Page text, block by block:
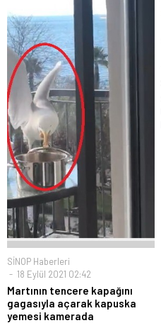
SİNOP Haberleri
18 Eylül 2021 02:42
Martının tencere kapağını
gagasıyla açarak kapuska
yemesi kamerada